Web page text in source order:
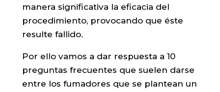
manera significativa la eficacia del
procedimiento, provocando que éste
resulte fallido.
Por ello vamos a dar respuesta a 10
preguntas frecuentes que suelen darse
entre los fumadores que se plantean un